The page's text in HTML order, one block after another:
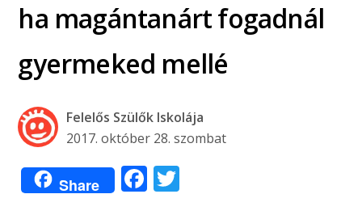
ha magántanárt fogadnál
gyermeked mellé
Felelős Szülők Iskolája
2017. október 28. szombat
Share Facebook